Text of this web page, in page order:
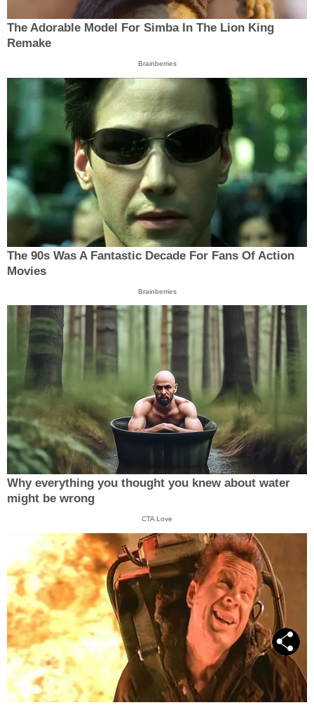
The Adorable Model For Simba In The Lion King
Remake
Brainberries
The 90s Was A Fantastic Decade For Fans Of Action
Movies
Brainberries
Why everything you thought you knew about water
might be wrong
CTA Love